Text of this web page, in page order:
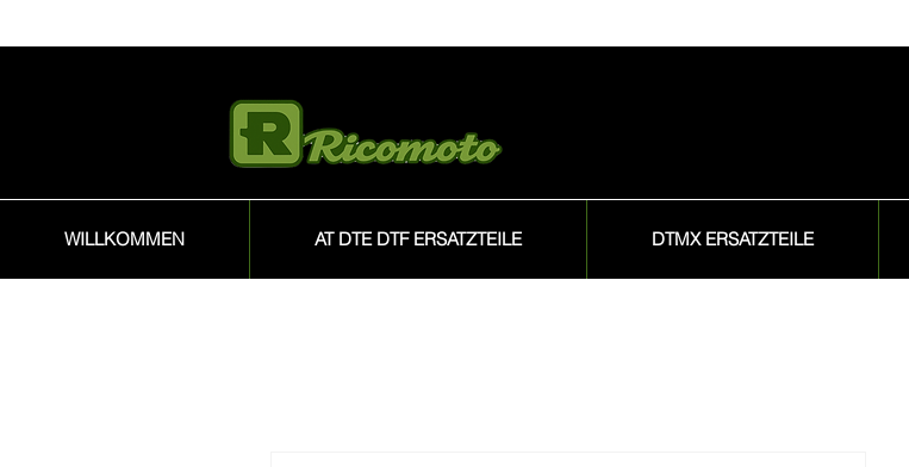
WILLKOMMEN AT DTE DTF ERSATZTEILE DTMX ERSATZTEILE